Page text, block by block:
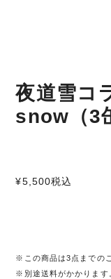
夜道雪コ
snow（3
¥5,500税込
※この商品は3点までの
※別途送料がかかります